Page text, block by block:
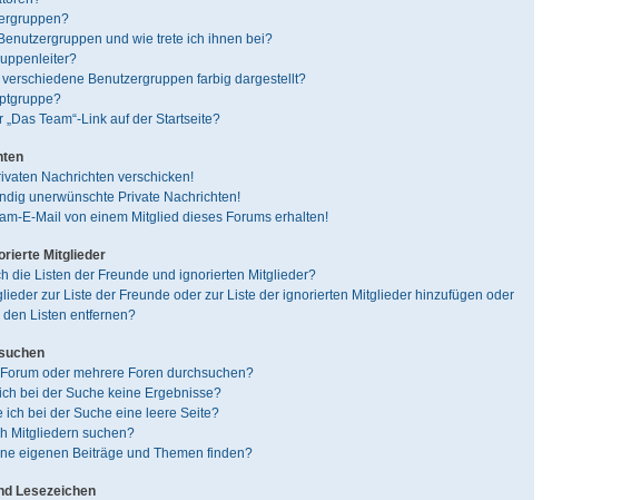
und wie trete ich ihnen bei?
Benutzergruppen farbig dargestellt?
Team“-Link auf der Startseite?
Nachrichten verschicken!
unerwünschte Private Nachrichten!
E-Mail von einem Mitglied dieses Forums erhalten!
Mitglieder
die Listen der Freunde und ignorierten Mitglieder?
zur Liste der Freunde oder zur Liste der ignorierten Mitglieder hinzufügen oder
Listen entfernen?
oder mehrere Foren durchsuchen?
bei der Suche keine Ergebnisse?
ich bei der Suche eine leere Seite?
Mitgliedern suchen?
eigenen Beiträge und Themen finden?
Lesezeichen